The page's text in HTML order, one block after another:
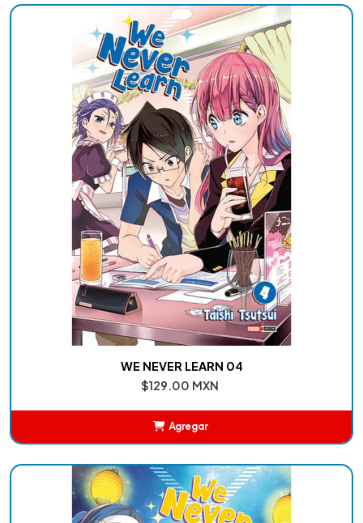
WE NEVER LEARN 04
$129.00 MXN
Agregar